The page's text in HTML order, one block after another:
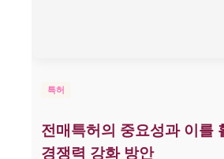
특허
전매특허의 중요성과 이를
경쟁력 강화 방안